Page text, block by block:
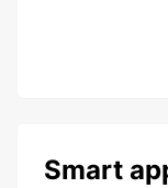
Smart